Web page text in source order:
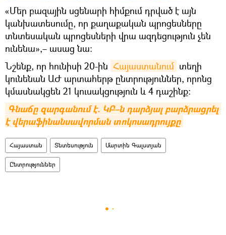
«Մեր բազային սցենարի հիմքում դրված է այն
կանխատեսումը, որ քաղաքական պրոցեսները
տնտեսական պրոցեսների վրա ազդեցություն չեն
ունենա»,– ասաց նա։
Նշենք, որ հունիսի 20-ին Հայաստանում տեղի
կունենան ԱԺ արտահերթ ընտրություններ, որոնց
կմասնակցեն 21 կուսակցություն և 4 դաշինք:
Գնաճը զարգանում է. ԿԲ–ն դարձյալ բարձրացրել
է վերաֆինանսավորման տոկոսադրույքը
Հայաստան Տնտեսություն Մարտին Գալստյան
Ընտրություններ